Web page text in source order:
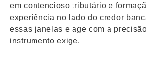
em contencioso tributário e
experiência no lado do credor
essas janelas e age com a
instrumento exige.